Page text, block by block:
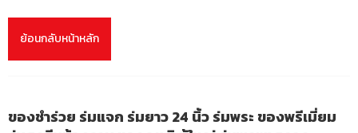
ย้อนกลับหน้าหลัก
ของชำร่วย ร่มแจก ร่มยาว 24 นิ้ว ร่มพระ ของพรีเมี่ยม